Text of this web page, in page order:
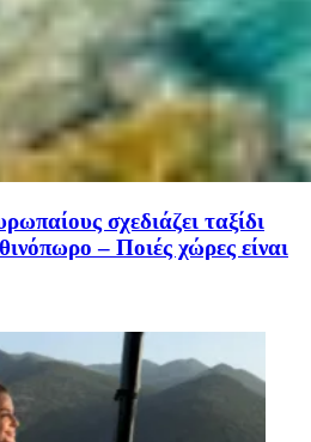
σχεδιάζει ταξίδι
– Ποιές χώρες είναι